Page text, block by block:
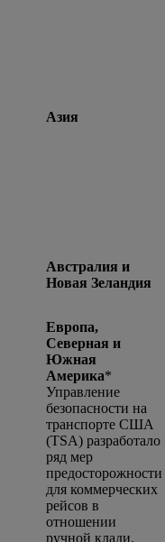
Азия
Австралия и
Новая Зеландия
Европа,
Северная и
Южная
Америка*
Управление
безопасности на
транспорте США
(TSA) разработало
ряд мер
предосторожности
для коммерческих
рейсов в
отношении
ручной клади.